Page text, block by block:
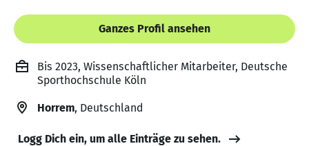
Ganzes Profil ansehen
Bis 2023, Wissenschaftlicher Mitarbeiter, Deutsche
Sporthochschule Köln
Horrem, Deutschland
Logg Dich ein, um alle Einträge zu sehen.